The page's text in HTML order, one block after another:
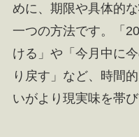
めに、期限や具体的
一つの方法です。「
ける」や「今月中に
り戻す」など、時間
いがより現実味を帯び